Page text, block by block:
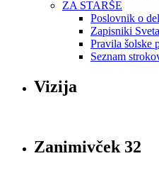
ZA STARŠE
Poslovnik o
Zapisniki
Pravila šolske
Seznam
Vizija
Zanimivček 32